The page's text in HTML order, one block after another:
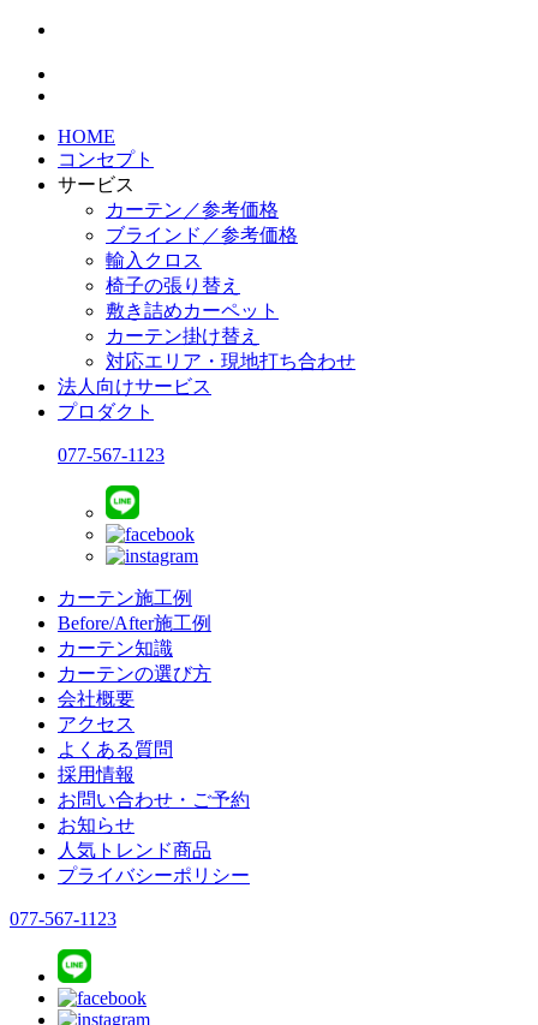
HOME
コンセプト
サービス
カーテン／参考価格
ブラインド／参考価格
輸入クロス
椅子の張り替え
敷き詰めカーペット
カーテン掛け替え
対応エリア・現地打ち合わせ
法人向けサービス
プロダクト
077-567-1123
カーテン施工例
Before/After施工例
カーテン知識
カーテンの選び方
会社概要
アクセス
よくある質問
採用情報
お問い合わせ・ご予約
お知らせ
人気トレンド商品
プライバシーポリシー
077-567-1123